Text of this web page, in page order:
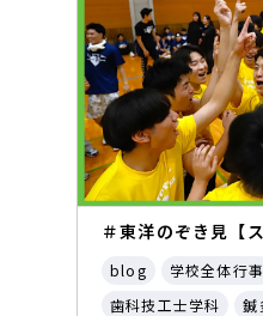
＃東洋のぞき見【
blog 学校全体行事
歯科技工士学科
鍼